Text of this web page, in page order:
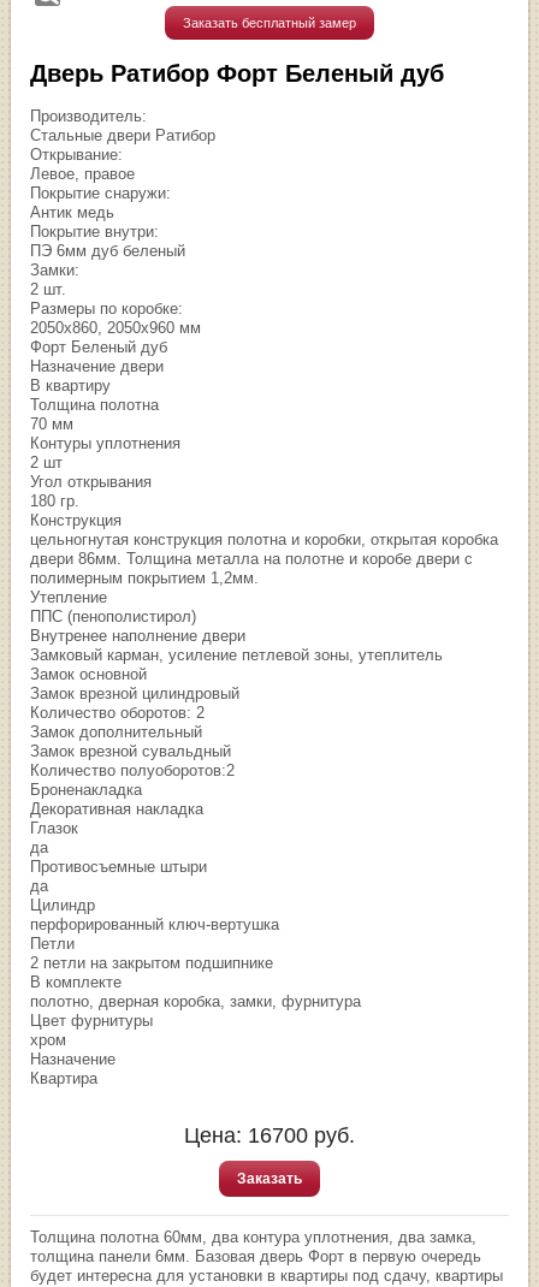
Заказать бесплатный замер
Дверь Ратибор Форт Беленый дуб
Производитель:
Стальные двери Ратибор
Открывание:
Левое, правое
Покрытие снаружи:
Антик медь
Покрытие внутри:
ПЭ 6мм дуб беленый
Замки:
2 шт.
Размеры по коробке:
2050х860, 2050х960 мм
Форт Беленый дуб
Назначение двери
В квартиру
Толщина полотна
70 мм
Контуры уплотнения
2 шт
Угол открывания
180 гр.
Конструкция
цельногнутая конструкция полотна и коробки, открытая коробка
двери 86мм. Толщина металла на полотне и коробе двери с
полимерным покрытием 1,2мм.
Утепление
ППС (пенополистирол)
Внутренее наполнение двери
Замковый карман, усиление петлевой зоны, утеплитель
Замок основной
Замок врезной цилиндровый
Количество оборотов: 2
Замок дополнительный
Замок врезной сувальдный
Количество полуоборотов:2
Броненакладка
Декоративная накладка
Глазок
да
Противосъемные штыри
да
Цилиндр
перфорированный ключ-вертушка
Петли
2 петли на закрытом подшипнике
В комплекте
полотно, дверная коробка, замки, фурнитура
Цвет фурнитуры
хром
Назначение
Квартира
Цена: 16700 руб.
Заказать
Толщина полотна 60мм, два контура уплотнения, два замка,
толщина панели 6мм. Базовая дверь Форт в первую очередь
будет интересна для установки в квартиры под сдачу, квартиры